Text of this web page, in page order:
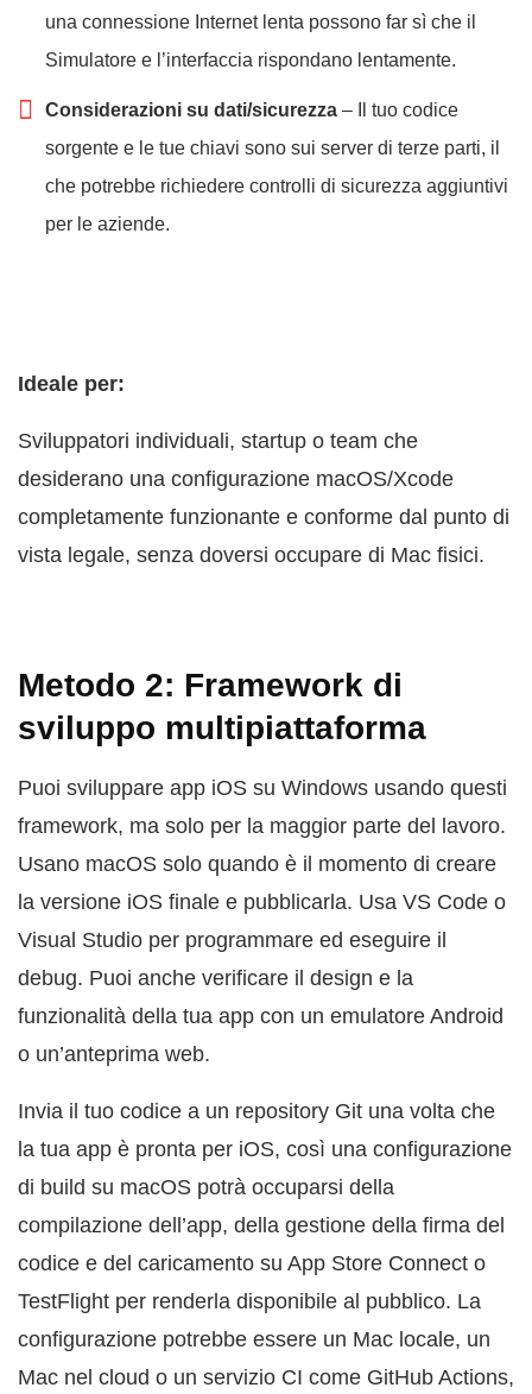
una connessione Internet lenta possono far sì che il
Simulatore e l’interfaccia rispondano lentamente.
Considerazioni su dati/sicurezza – Il tuo codice
sorgente e le tue chiavi sono sui server di terze parti, il
che potrebbe richiedere controlli di sicurezza aggiuntivi
per le aziende.
Ideale per:
Sviluppatori individuali, startup o team che
desiderano una configurazione macOS/Xcode
completamente funzionante e conforme dal punto di
vista legale, senza doversi occupare di Mac fisici.
Metodo 2: Framework di
sviluppo multipiattaforma
Puoi sviluppare app iOS su Windows usando questi
framework, ma solo per la maggior parte del lavoro.
Usano macOS solo quando è il momento di creare
la versione iOS finale e pubblicarla. Usa VS Code o
Visual Studio per programmare ed eseguire il
debug. Puoi anche verificare il design e la
funzionalità della tua app con un emulatore Android
o un’anteprima web.
Invia il tuo codice a un repository Git una volta che
la tua app è pronta per iOS, così una configurazione
di build su macOS potrà occuparsi della
compilazione dell’app, della gestione della firma del
codice e del caricamento su App Store Connect o
TestFlight per renderla disponibile al pubblico. La
configurazione potrebbe essere un Mac locale, un
Mac nel cloud o un servizio CI come GitHub Actions,